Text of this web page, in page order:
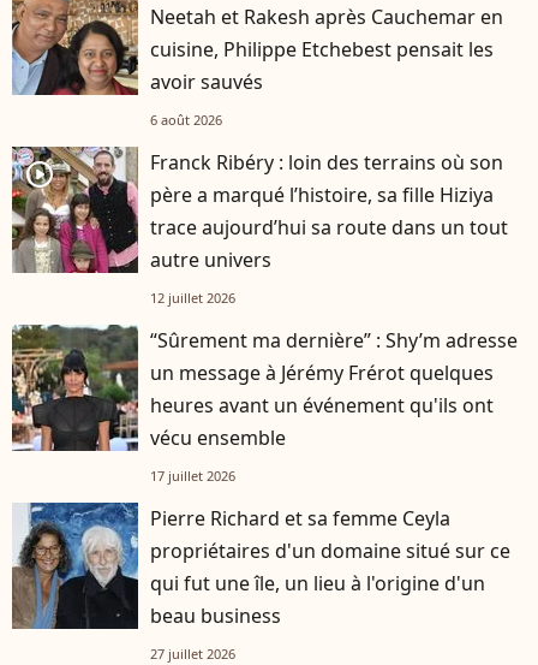
Neetah et Rakesh après Cauchemar en
cuisine, Philippe Etchebest pensait les
avoir sauvés
6 août 2026
player2
Franck Ribéry : loin des terrains où son
père a marqué l’histoire, sa fille Hiziya
trace aujourd’hui sa route dans un tout
autre univers
12 juillet 2026
“Sûrement ma dernière” : Shy’m adresse
un message à Jérémy Frérot quelques
heures avant un événement qu'ils ont
vécu ensemble
17 juillet 2026
Pierre Richard et sa femme Ceyla
propriétaires d'un domaine situé sur ce
qui fut une île, un lieu à l'origine d'un
beau business
27 juillet 2026